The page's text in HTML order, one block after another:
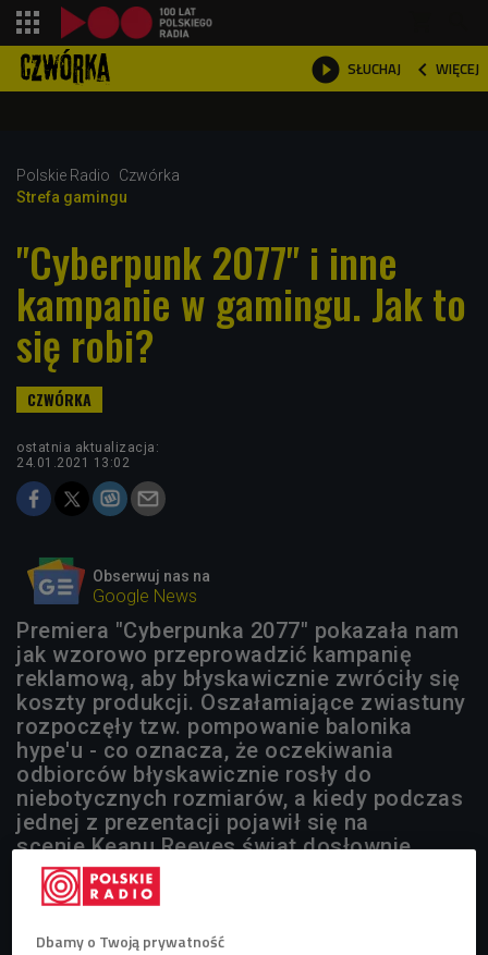
 SŁUCHAJ  WIĘCEJ

Polskie Radio
Czwórka
Strefa gamingu
"Cyberpunk 2077" i inne
kampanie w gamingu. Jak to
się robi?
ostatnia aktualizacja:
24.01.2021 13:02
Obserwuj nas na
Google News
Premiera "Cyberpunka 2077" pokazała nam
jak wzorowo przeprowadzić kampanię
reklamową, aby błyskawicznie zwróciły się
koszty produkcji. Oszałamiające zwiastuny
rozpoczęły tzw. pompowanie balonika
hype'u - co oznacza, że oczekiwania
odbiorców błyskawicznie rosły do
niebotycznych rozmiarów, a kiedy podczas
jednej z prezentacji pojawił się na
scenie Keanu Reeves świat dosłownie
oszalał.
Dbamy o Twoją prywatność